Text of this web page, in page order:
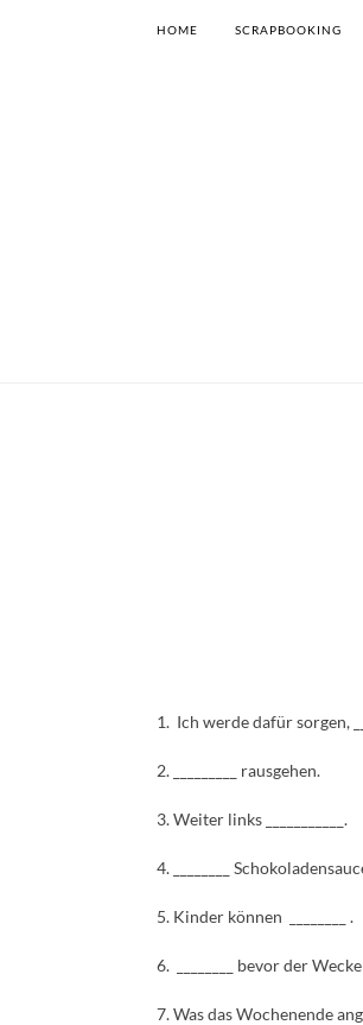
HOME SCRAPBOOKING
1. Ich werde dafür sorgen,
2. _________ rausgehen.
3. Weiter links ___________.
4. ________
5. Kinder können ________ .
6. ________ bevor der
7. Was das Wochenende